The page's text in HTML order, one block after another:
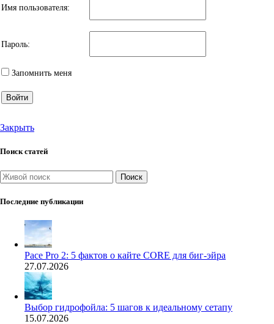
Имя пользователя:
Пароль:
Запомнить меня
Войти
Закрыть
Поиск статей
Поиск
Последние публикации
Pace Pro 2: 5 фактов о кайте CORE для биг-эйра
27.07.2026
Выбор гидрофойла: 5 шагов к идеальному сетапу
15.07.2026